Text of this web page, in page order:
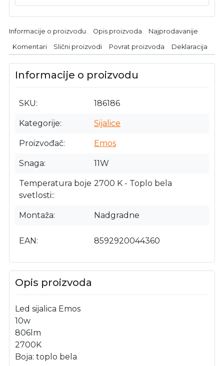
Informacije o proizvodu Opis proizvoda Najprodavanije
Komentari Slični proizvodi Povrat proizvoda Deklaracija
Informacije o proizvodu
SKU 186186
Kategorije Sijalice
Proizvođač Emos
Snaga 11W
Temperatura boje
svetlosti:
2700 K - Toplo bela
Montaža Nadgradne
EAN 8592920044360
Opis proizvoda
Led sijalica Emos
10w
806lm
2700K
Boja: toplo bela